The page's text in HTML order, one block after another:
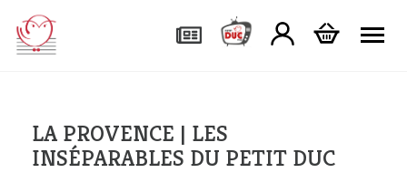
LA PROVENCE | LES
INSÉPARABLES DU PETIT DUC